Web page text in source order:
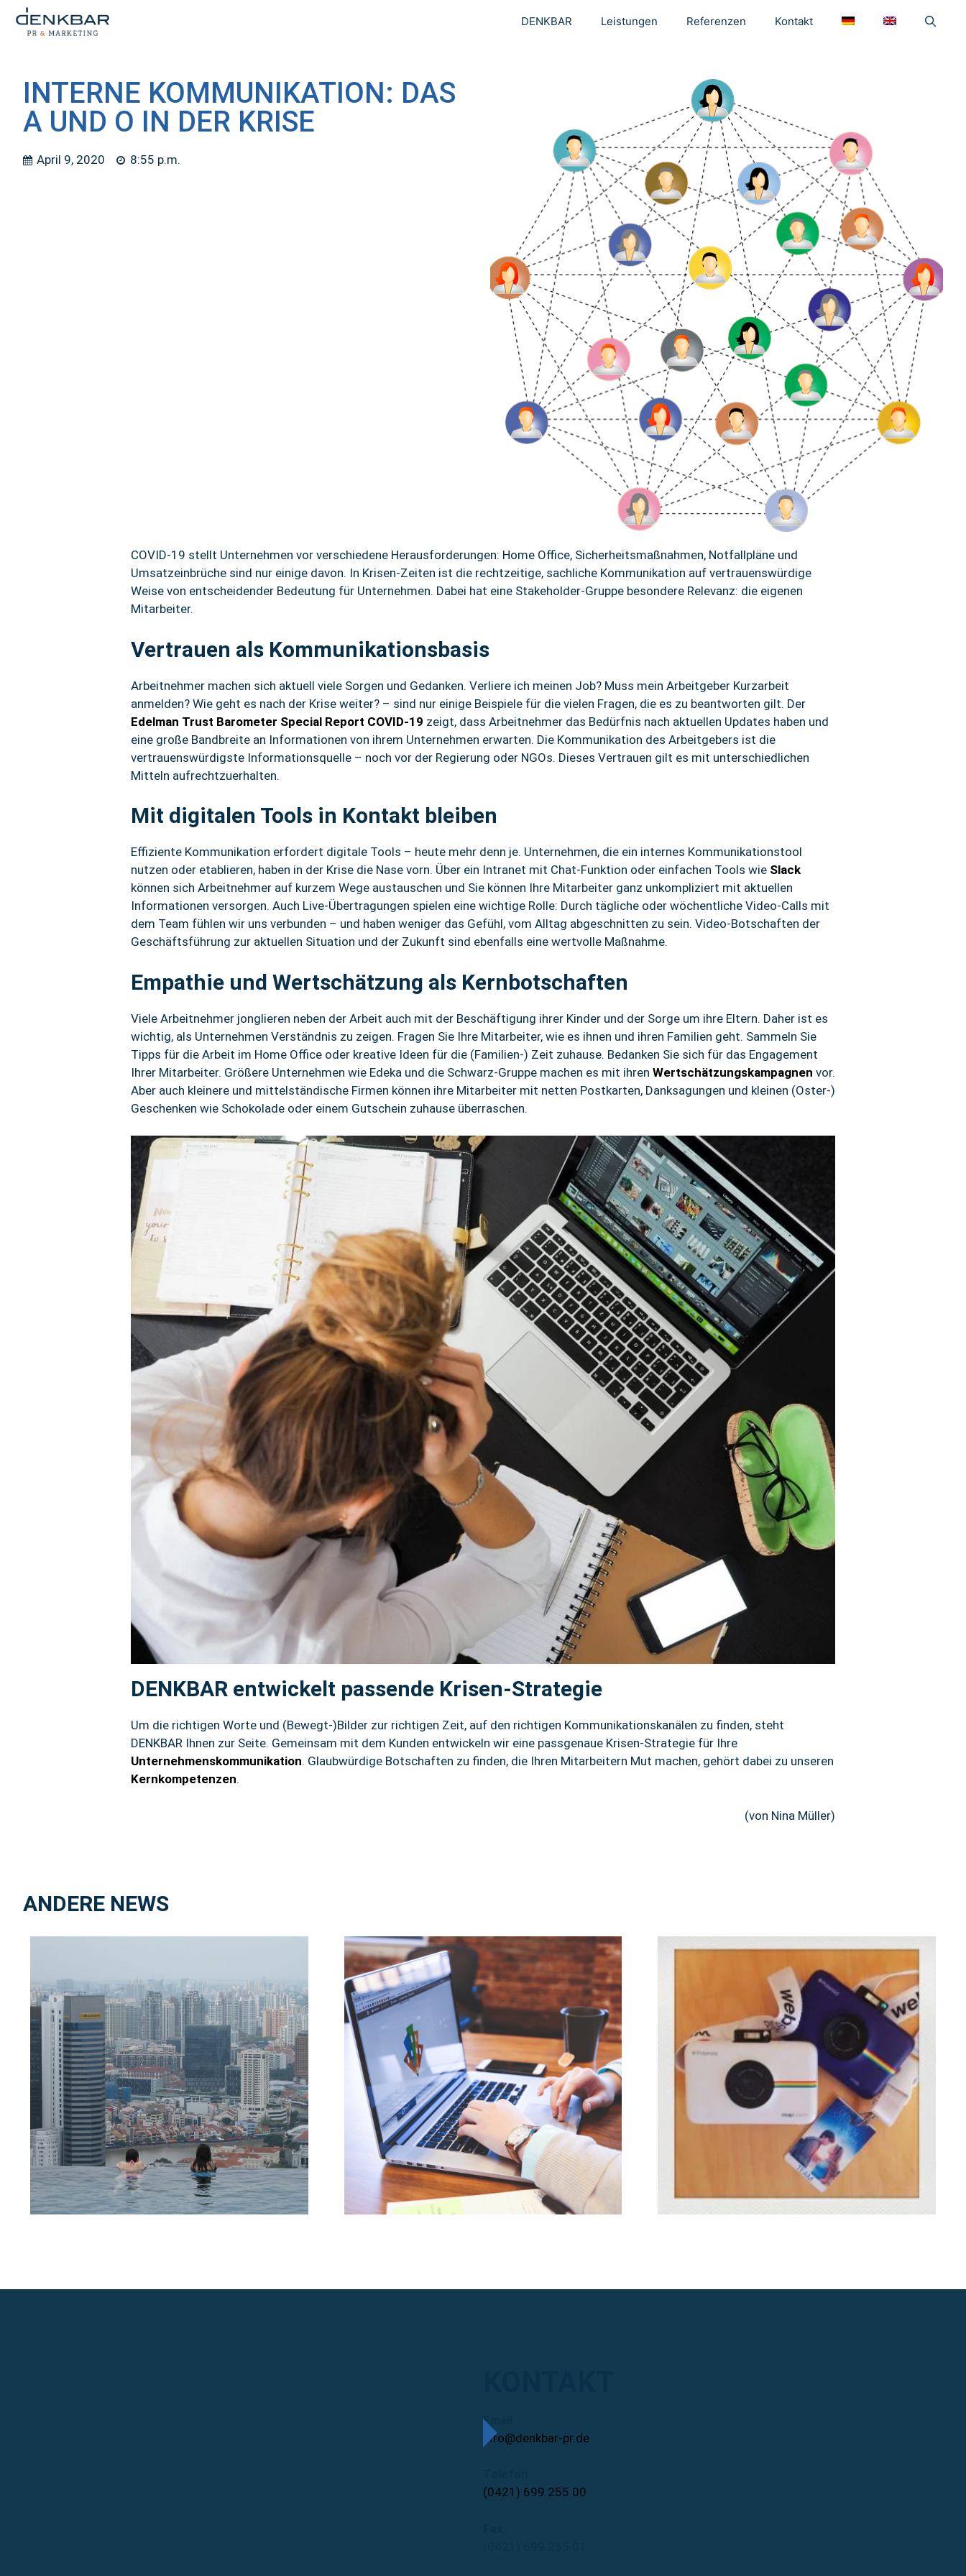
DENKBAR Leistungen Referenzen Kontakt
INTERNE KOMMUNIKATION: DAS
A UND O IN DER KRISE
April 9, 2020 8:55 p.m.
COVID-19 stellt Unternehmen vor verschiedene Herausforderungen: Home Office, Sicherheitsmaßnahmen, Notfallpläne und
Umsatzeinbrüche sind nur einige davon. In Krisen-Zeiten ist die rechtzeitige, sachliche Kommunikation auf vertrauenswürdige
Weise von entscheidender Bedeutung für Unternehmen. Dabei hat eine Stakeholder-Gruppe besondere Relevanz: die eigenen
Mitarbeiter.
Vertrauen als Kommunikationsbasis
Arbeitnehmer machen sich aktuell viele Sorgen und Gedanken. Verliere ich meinen Job? Muss mein Arbeitgeber Kurzarbeit
anmelden? Wie geht es nach der Krise weiter? – sind nur einige Beispiele für die vielen Fragen, die es zu beantworten gilt. Der
Edelman Trust Barometer Special Report COVID-19 zeigt, dass Arbeitnehmer das Bedürfnis nach aktuellen Updates haben und
eine große Bandbreite an Informationen von ihrem Unternehmen erwarten. Die Kommunikation des Arbeitgebers ist die
vertrauenswürdigste Informationsquelle – noch vor der Regierung oder NGOs. Dieses Vertrauen gilt es mit unterschiedlichen
Mitteln aufrechtzuerhalten.
Mit digitalen Tools in Kontakt bleiben
Effiziente Kommunikation erfordert digitale Tools – heute mehr denn je. Unternehmen, die ein internes Kommunikationstool
nutzen oder etablieren, haben in der Krise die Nase vorn. Über ein Intranet mit Chat-Funktion oder einfachen Tools wie Slack
können sich Arbeitnehmer auf kurzem Wege austauschen und Sie können Ihre Mitarbeiter ganz unkompliziert mit aktuellen
Informationen versorgen. Auch Live-Übertragungen spielen eine wichtige Rolle: Durch tägliche oder wöchentliche Video-Calls mit
dem Team fühlen wir uns verbunden – und haben weniger das Gefühl, vom Alltag abgeschnitten zu sein. Video-Botschaften der
Geschäftsführung zur aktuellen Situation und der Zukunft sind ebenfalls eine wertvolle Maßnahme.
Empathie und Wertschätzung als Kernbotschaften
Viele Arbeitnehmer jonglieren neben der Arbeit auch mit der Beschäftigung ihrer Kinder und der Sorge um ihre Eltern. Daher ist es
wichtig, als Unternehmen Verständnis zu zeigen. Fragen Sie Ihre Mitarbeiter, wie es ihnen und ihren Familien geht. Sammeln Sie
Tipps für die Arbeit im Home Office oder kreative Ideen für die (Familien-) Zeit zuhause. Bedanken Sie sich für das Engagement
Ihrer Mitarbeiter. Größere Unternehmen wie Edeka und die Schwarz-Gruppe machen es mit ihren Wertschätzungskampagnen vor.
Aber auch kleinere und mittelständische Firmen können ihre Mitarbeiter mit netten Postkarten, Danksagungen und kleinen (Oster-)
Geschenken wie Schokolade oder einem Gutschein zuhause überraschen.
DENKBAR entwickelt passende Krisen-Strategie
Um die richtigen Worte und (Bewegt-)Bilder zur richtigen Zeit, auf den richtigen Kommunikationskanälen zu finden, steht
DENKBAR Ihnen zur Seite. Gemeinsam mit dem Kunden entwickeln wir eine passgenaue Krisen-Strategie für Ihre
Unternehmenskommunikation. Glaubwürdige Botschaften zu finden, die Ihren Mitarbeitern Mut machen, gehört dabei zu unseren
Kernkompetenzen.
(von Nina Müller)
ANDERE NEWS
Email
info@denkbar-pr.de
(0421) 699 255 00